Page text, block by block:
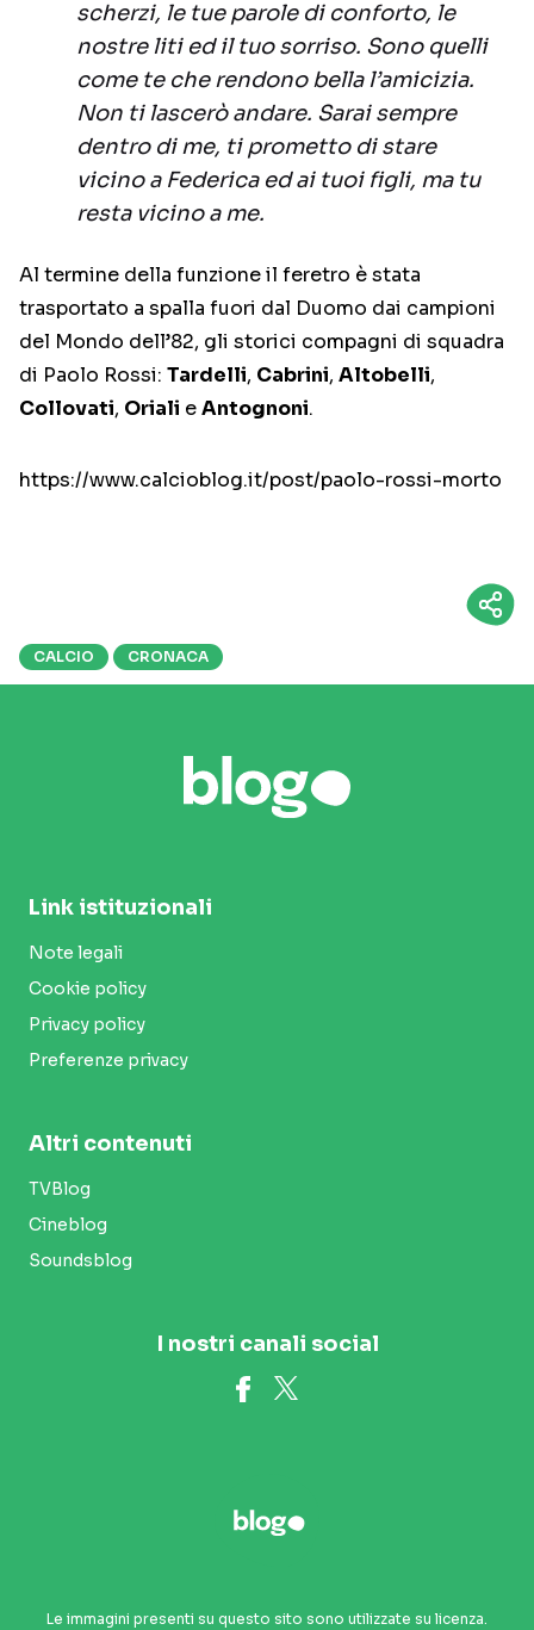
scherzi, le tue parole di conforto, le
nostre liti ed il tuo sorriso. Sono quelli
come te che rendono bella l’amicizia.
Non ti lascerò andare. Sarai sempre
dentro di me, ti prometto di stare
vicino a Federica ed ai tuoi figli, ma tu
resta vicino a me.
Al termine della funzione il feretro è stata
trasportato a spalla fuori dal Duomo dai campioni
del Mondo dell’82, gli storici compagni di squadra
di Paolo Rossi: Tardelli, Cabrini, Altobelli,
Collovati, Oriali eAntognoni.
https://www.calcioblog.it/post/paolo-rossi-morto
CALCIO CRONACA
Link istituzionali
Note legali
Cookie policy
Privacy policy
Preferenze privacy
Altri contenuti
TVBlog
Cineblog
Soundsblog
I nostri canali social
Le immagini presenti su questo sito sono utilizzate su licenza.